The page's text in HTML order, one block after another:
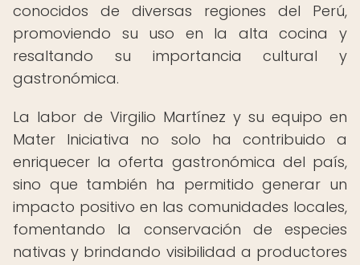
conocidos de diversas regiones del Perú,
promoviendo su uso en la alta cocina y
resaltando su importancia cultural y
gastronómica.
La labor de Virgilio Martínez y su equipo en
Mater Iniciativa no solo ha contribuido a
enriquecer la oferta gastronómica del país,
sino que también ha permitido generar un
impacto positivo en las comunidades locales,
fomentando la conservación de especies
nativas y brindando visibilidad a productores